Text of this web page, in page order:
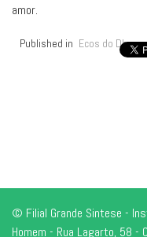
amor.
Published in Ecos do
© Filial Grande Sintese -
Homem - Rua Lagarto, 58 -